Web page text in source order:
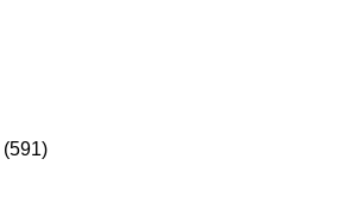
(591)